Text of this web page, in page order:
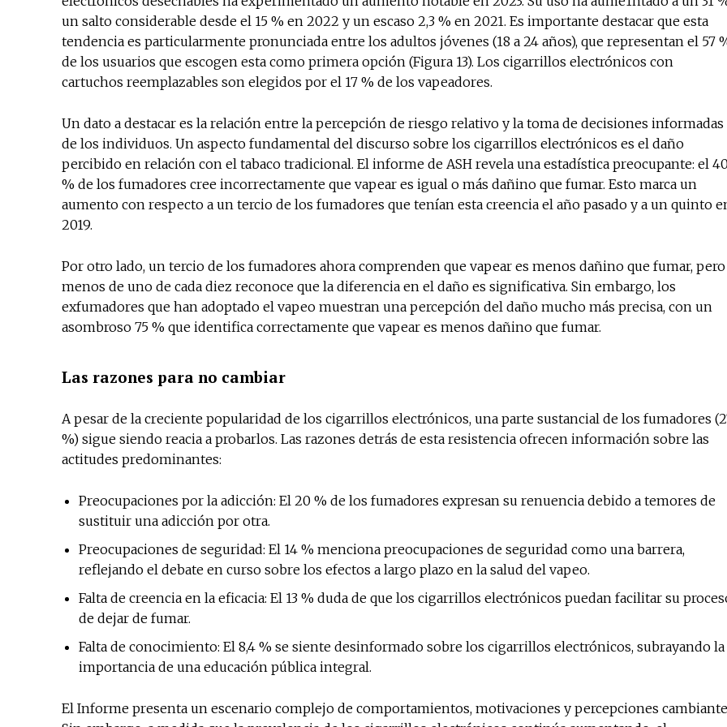
un salto considerable desde el 15 % en 2022 y un escaso 2,3 % en 2021. Es importante destacar que esta
tendencia es particularmente pronunciada entre los adultos jóvenes (18 a 24 años), que representan el 57
de los usuarios que escogen esta como primera opción (Figura 13). Los cigarrillos electrónicos con
cartuchos reemplazables son elegidos por el 17 % de los vapeadores.
Un dato a destacar es la relación entre la percepción de riesgo relativo y la toma de decisiones informadas
de los individuos. Un aspecto fundamental del discurso sobre los cigarrillos electrónicos es el daño
percibido en relación con el tabaco tradicional. El informe de ASH revela una estadística preocupante: el 40
% de los fumadores cree incorrectamente que vapear es igual o más dañino que fumar. Esto marca un
aumento con respecto a un tercio de los fumadores que tenían esta creencia el año pasado y a un quinto
2019.
Por otro lado, un tercio de los fumadores ahora comprenden que vapear es menos dañino que fumar, pero
menos de uno de cada diez reconoce que la diferencia en el daño es significativa. Sin embargo, los
exfumadores que han adoptado el vapeo muestran una percepción del daño mucho más precisa, con un
asombroso 75 % que identifica correctamente que vapear es menos dañino que fumar.
Las razones para no cambiar
A pesar de la creciente popularidad de los cigarrillos electrónicos, una parte sustancial de los fumadores
%) sigue siendo reacia a probarlos. Las razones detrás de esta resistencia ofrecen información sobre las
actitudes predominantes:
Preocupaciones por la adicción: El 20 % de los fumadores expresan su renuencia debido a temores de
sustituir una adicción por otra.
Preocupaciones de seguridad: El 14 % menciona preocupaciones de seguridad como una barrera,
reflejando el debate en curso sobre los efectos a largo plazo en la salud del vapeo.
Falta de creencia en la eficacia: El 13 % duda de que los cigarrillos electrónicos puedan facilitar su
de dejar de fumar.
Falta de conocimiento: El 8,4 % se siente desinformado sobre los cigarrillos electrónicos, subrayando la
importancia de una educación pública integral.
El Informe presenta un escenario complejo de comportamientos, motivaciones y percepciones